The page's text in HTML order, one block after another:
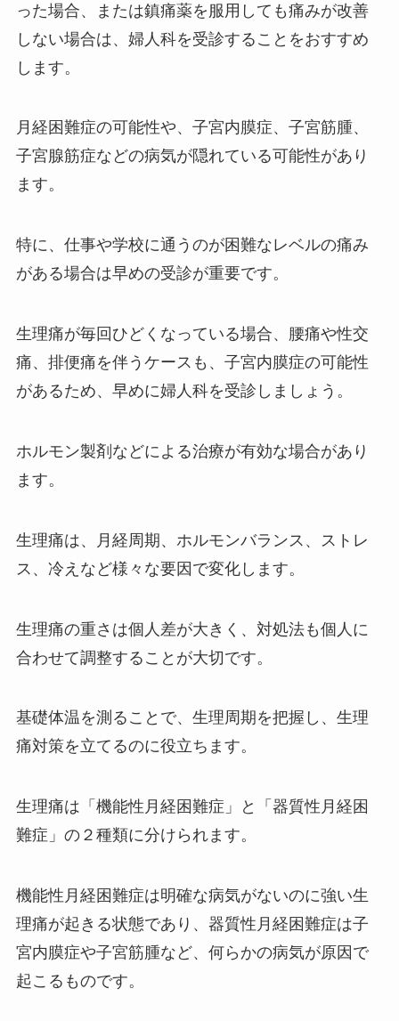
った場合、または鎮痛薬を服用しても痛みが改善
しない場合は、婦人科を受診することをおすすめ
します。
月経困難症の可能性や、子宮内膜症、子宮筋腫、
子宮腺筋症などの病気が隠れている可能性があり
ます。
特に、仕事や学校に通うのが困難なレベルの痛み
がある場合は早めの受診が重要です。
生理痛が毎回ひどくなっている場合、腰痛や性交
痛、排便痛を伴うケースも、子宮内膜症の可能性
があるため、早めに婦人科を受診しましょう。
ホルモン製剤などによる治療が有効な場合があり
ます。
生理痛は、月経周期、ホルモンバランス、ストレ
ス、冷えなど様々な要因で変化します。
生理痛の重さは個人差が大きく、対処法も個人に
合わせて調整することが大切です。
基礎体温を測ることで、生理周期を把握し、生理
痛対策を立てるのに役立ちます。
生理痛は「機能性月経困難症」と「器質性月経困
難症」の２種類に分けられます。
機能性月経困難症は明確な病気がないのに強い生
理痛が起きる状態であり、器質性月経困難症は子
宮内膜症や子宮筋腫など、何らかの病気が原因で
起こるものです。